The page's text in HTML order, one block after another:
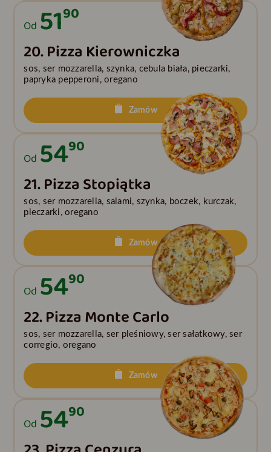
Od 5190
20. Pizza Kierowniczka
sos, ser mozzarella, szynka, cebula biała, pieczarki,
papryka pepperoni, oregano
Zamów
Od 5490
21. Pizza Stopiątka
sos, ser mozzarella, salami, szynka, boczek, kurczak,
pieczarki, oregano
Zamów
Od 5490
22. Pizza Monte Carlo
sos, ser mozzarella, ser pleśniowy, ser sałatkowy, ser
corregio, oregano
Zamów
Od 5490